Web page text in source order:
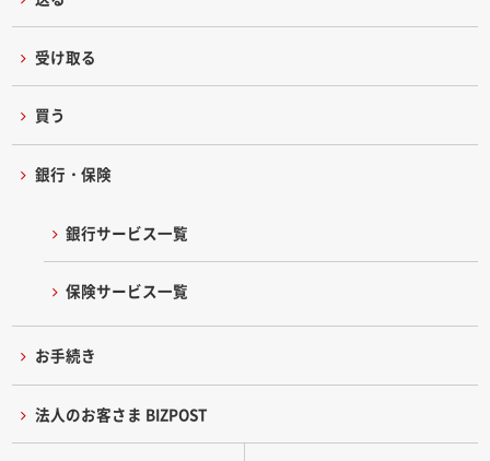
受け取る
買う
銀行・保険
銀行サービス一覧
保険サービス一覧
お手続き
法人のお客さま BIZPOST